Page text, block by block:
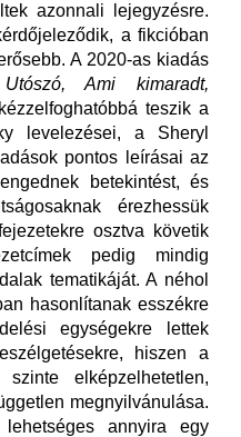
azonnali lejegyzésre.
a fikcióban
A 2020-as kiadás
Ami kimaradt,
teszik a
levelezései, a Sheryl
pontos leírásai az
betekintést, és
érezhessük
osztva követik
pedig mindig
tematikáját. A néhol
hasonlítanak esszékre
egységekre lettek
hiszen a
szinte elképzelhetetlen,
megnyilvánulása.
annyira egy